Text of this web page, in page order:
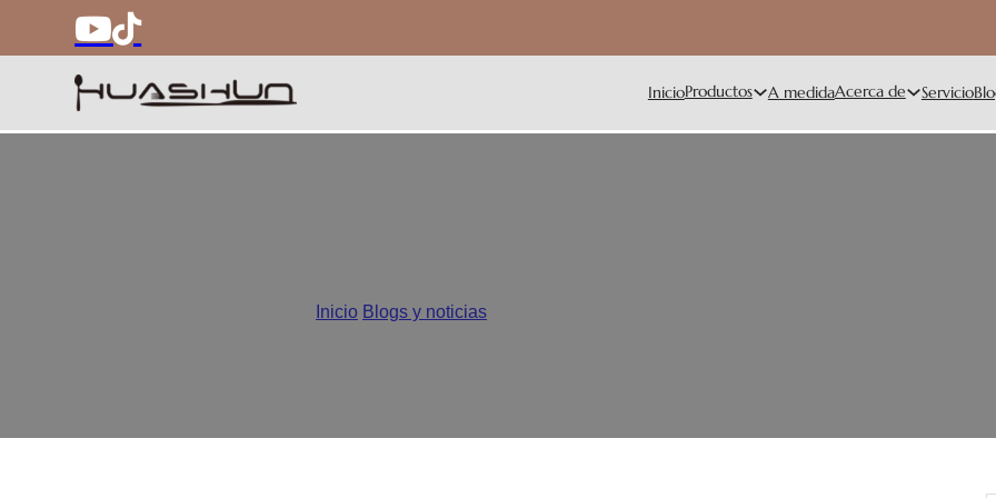
InicioProductos A medidaAcerca de Servicio
Inicio Blogs y noticias